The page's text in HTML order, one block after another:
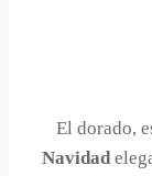
El dorado,
Navidad